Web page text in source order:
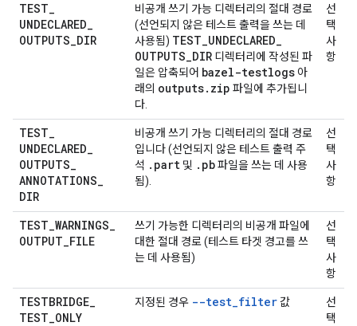
TEST_
UNDECLARED_
OUTPUTS_DIR
비공개 쓰기 가능 디렉터리의 절대 경로
(선언되지 않은 테스트 출력을 쓰는 데
사용됨) TEST_UNDECLARED_
OUTPUTS_DIR 디렉터리에 작성된 파
일은 압축되어 bazel-testlogs 아
래의 outputs. zip 파일에 추가됩니
다.
선
택
사
항
TEST_
UNDECLARED_
OUTPUTS_
ANNOTATIONS_
DIR
비공개 쓰기 가능 디렉터리의 절대 경로
입니다 (선언되지 않은 테스트 출력 주
석 . part 및 . pb파일을 쓰는 데 사용
됨).
선
택
사
항
TEST_WARNINGS_
OUTPUT_FILE
쓰기 가능한 디렉터리의 비공개 파일에
대한 절대 경로 (테스트 타겟 경고를 쓰
는 데 사용됨)
선
택
사
항
TESTBRIDGE_
TEST_ONLY
지정된 경우 --test_filter값
선
택